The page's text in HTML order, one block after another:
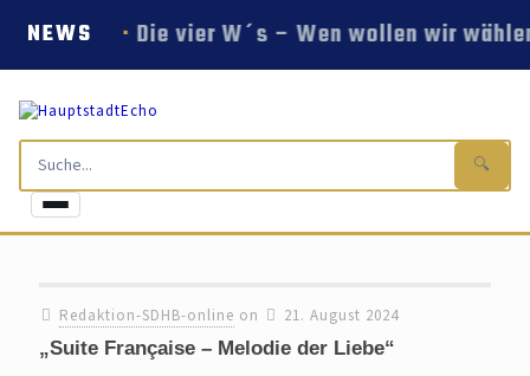
NEWS Die vier W´s – Wen wollen wir
🔍
Redaktion-SDHB-online on 21. August 2024
„Suite Française – Melodie der Liebe“